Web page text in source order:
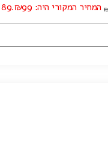
המחיר המקורי היה: ₪99. 89